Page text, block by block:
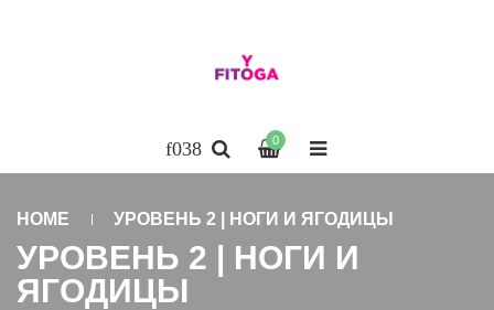
0
HOME УРОВЕНЬ 2 | НОГИ И ЯГОДИЦЫ
УРОВЕНЬ 2 | НОГИ И
ЯГОДИЦЫ